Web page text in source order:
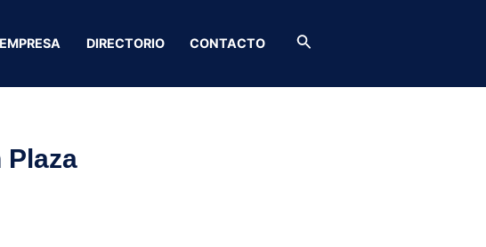
DIRECTORIO CONTACTO Buscar
Plaza